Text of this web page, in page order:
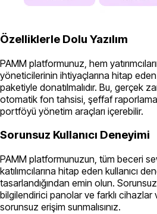
Özelliklerle Dolu Yazılım
PAMM platformunuz, hem
yöneticilerinin ihtiyaçlarına hitap
paketiyle donatılmalıdır. Bu, gerçek
otomatik fon tahsisi, şeffaf
portföyü yönetim araçları içerebilir.
Sorunsuz Kullanıcı Deneyimi
PAMM platformunuzun, tüm beceri
katılımcılarına hitap eden kullanıcı
tasarlandığından emin olun.
bilgilendirici panolar ve farklı cihazlar
sorunsuz erişim sunmalısınız.